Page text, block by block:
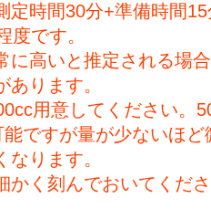
定時間30分+準備時間
度です。
に高いと推定される場
ります。
用意してください。
ですが量が少ないほど
ります。
かく刻んでおいてくだ